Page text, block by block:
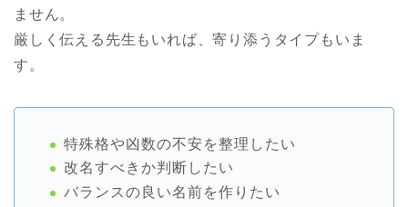
ません。
厳しく伝える先生もいれば、寄り添うタイプもいま
す。
特殊格や凶数の不安を整理したい
改名すべきか判断したい
バランスの良い名前を作りたい